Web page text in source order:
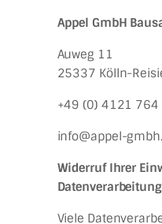
Appel GmbH
Auweg 11
25337 Kölln-
+49 (0) 4121 764
info@appel-
Widerruf Ihrer
Datenverarbeitung
Viele